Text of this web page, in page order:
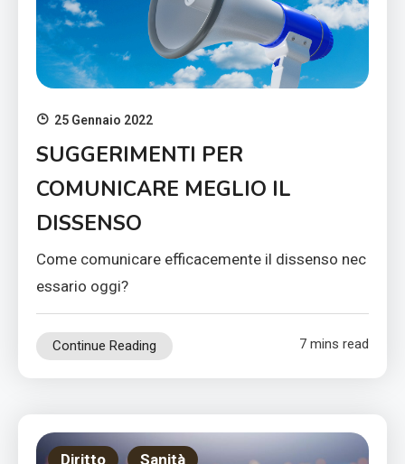
25 Gennaio 2022
SUGGERIMENTI PER
COMUNICARE MEGLIO IL
DISSENSO
Come comunicare efficacemente il dissenso nec
essario oggi?
Continue Reading 7 mins read
Diritto Sanità